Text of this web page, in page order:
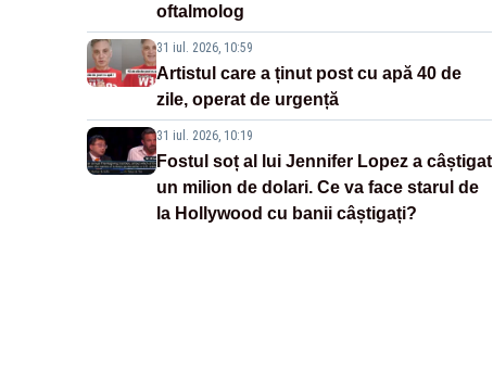
oftalmolog
31 iul. 2026, 10:59
Artistul care a ținut post cu apă 40 de
zile, operat de urgență
31 iul. 2026, 10:19
Fostul soț al lui Jennifer Lopez a câștigat
un milion de dolari. Ce va face starul de
la Hollywood cu banii câștigați?